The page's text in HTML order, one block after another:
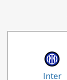
Inter